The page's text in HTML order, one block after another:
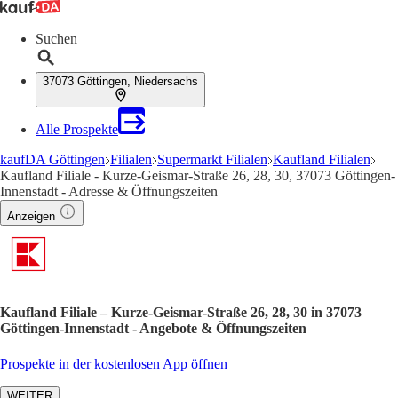
Suchen
37073 Göttingen, Niedersachs
Alle Prospekte
kaufDA Göttingen Filialen Supermarkt Filialen Kaufland Filialen
Kaufland Filiale - Kurze-Geismar-Straße 26, 28, 30, 37073 Göttingen-
Innenstadt - Adresse & Öffnungszeiten
Anzeigen
Kaufland Filiale – Kurze-Geismar-Straße 26, 28, 30 in 37073
Göttingen-Innenstadt - Angebote & Öffnungszeiten
Prospekte in der kostenlosen App öffnen